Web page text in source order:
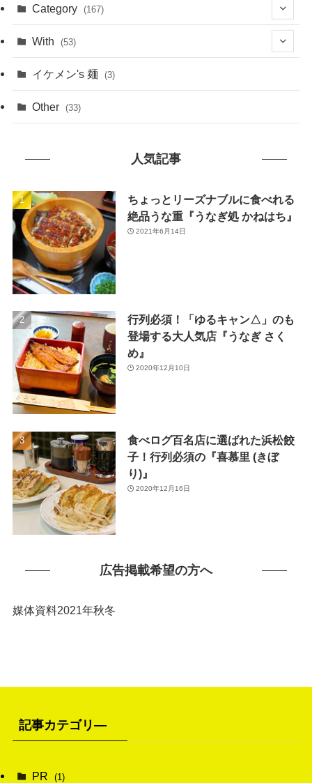
(1)
(38)
(1)
(3)
(26)
(1)
Category (167)
(114)
With (53)
(15)
(43)
(49)
イケメン's 麺 (3)
Other (33)
人気記事
ちょっとリーズナブルに食べれる
絶品うな重『うなぎ処 かねはち』
2021年6月14日
行列必須！「ゆるキャン△」のも
登場する大人気店『うなぎ さく
め』
2020年12月10日
食べログ百名店に選ばれた浜松餃
子！行列必須の『喜慕里 (きぼ
り)』
2020年12月16日
広告掲載希望の方へ
媒体資料2021年秋冬
記事カテゴリ―
PR (1)